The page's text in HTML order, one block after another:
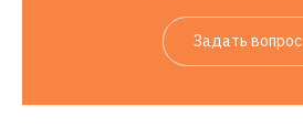
Задать вопрос